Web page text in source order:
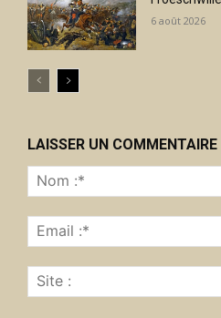
6 août 2026
LAISSER UN COMMENTAIRE